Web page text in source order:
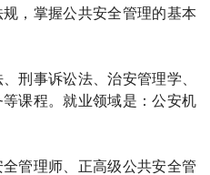
，掌握公共安全管理的基本
刑事诉讼法、治安管理学、
课程。就业领域是：公安机
管理师、正高级公共安全管